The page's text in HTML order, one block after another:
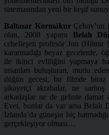
sinemasından yeni bir keşif
Baltasar KormákurÇehov’un
olan, 2008 yapımı Belalı
cebelleşen profesör Jon
kararmadığı beyaz gecelerde,
ile ikinci evliliğini yapmaya
insanları buluşturan, mutlu
düğün gecesi, bu filmde
şikayetçi akrabalar, ne
arkadaşlar ne de gelinle damat
Evet, bunlar da var ama Belalı
İzlanda’da güneşin hiç
gerçekleşiyor olması…